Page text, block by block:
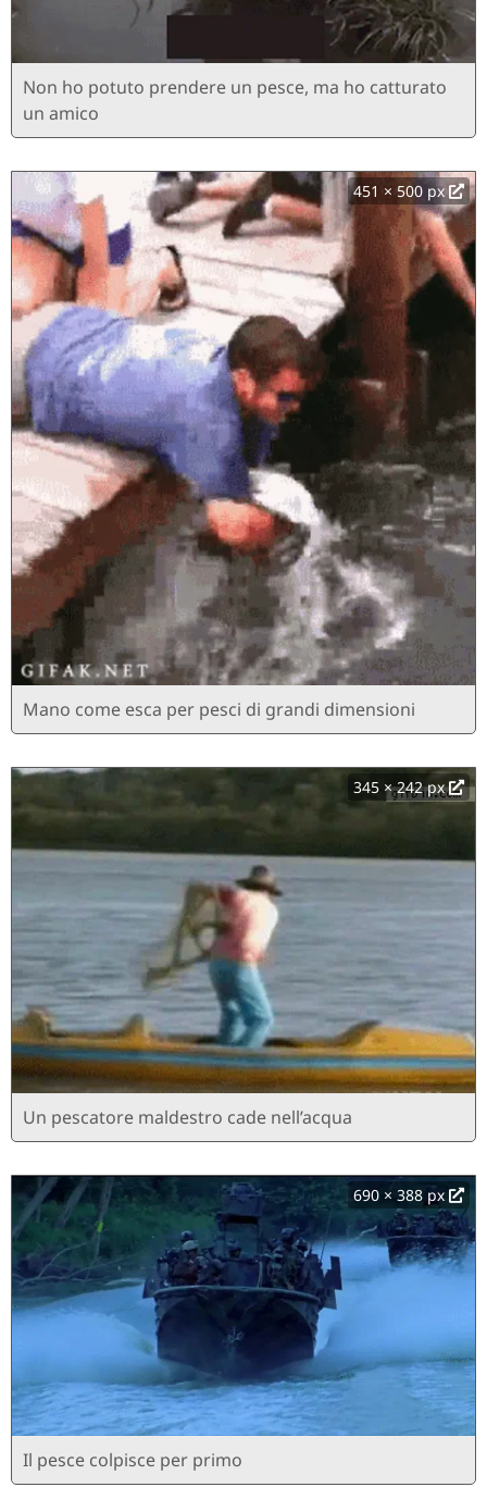
Non ho potuto prendere un pesce, ma ho catturato
un amico
451 × 500 px
Mano come esca per pesci di grandi dimensioni
345 × 242 px
Un pescatore maldestro cade nell’acqua
690 × 388 px
Il pesce colpisce per primo